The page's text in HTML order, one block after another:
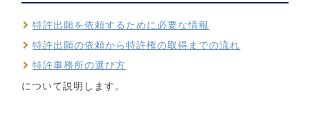
特許出願を依頼するために必要な情報
特許出願の依頼から特許権の取得までの流れ
特許事務所の選び方
について説明します。